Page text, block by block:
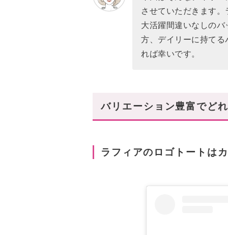
させていただきます
大活躍間違いなしの
方、デイリーに持て
れば幸いです。
バリエーション豊富でど
ラフィアのロゴトートは